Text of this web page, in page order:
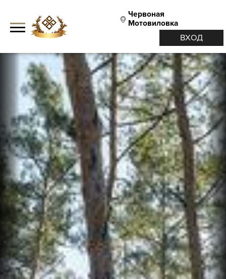
Червоная
Мотовиловка
ВХОД